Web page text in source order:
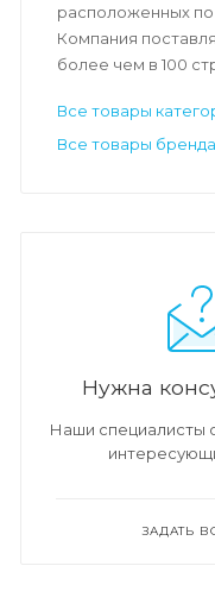
расположенных по
Компания
более чем в 100
Все товары
Все товары
Нужна
Наши специалисты
ЗАДАТЬ